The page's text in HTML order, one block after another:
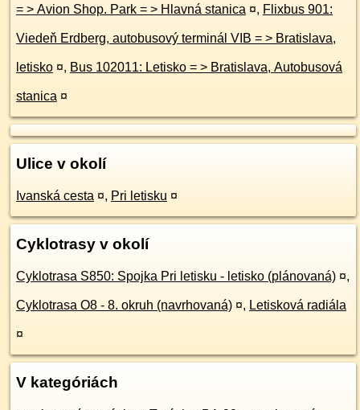
= > Avion Shop. Park = > Hlavná stanica ¤, Flixbus 901:
Viedeň Erdberg, autobusový terminál VIB = > Bratislava,
letisko ¤, Bus 102011: Letisko = > Bratislava, Autobusová
stanica ¤
Ulice v okolí
Ivanská cesta ¤, Pri letisku ¤
Cyklotrasy v okolí
Cyklotrasa S850: Spojka Pri letisku - letisko (plánovaná) ¤,
Cyklotrasa O8 - 8. okruh (navrhovaná) ¤, Letisková radiála
¤
V kategóriách